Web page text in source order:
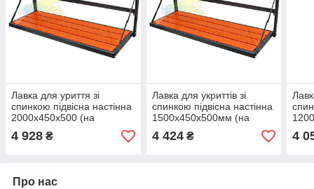
Лавка для уриття зі
спинкою підвісна настінна
2000х450х500 (на
шарнірах) чорний Komped
OL714/1.1.9040
4 928 ₴
Лавка для укриттів зі
спинкою підвісна настінна
1500х450х500мм (на
шарнірах) чорний Komped
OL714/5.1.9040
4 424₴ 4
Про нас